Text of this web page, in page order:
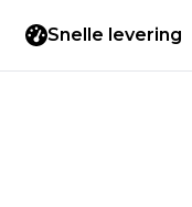
Snelle levering